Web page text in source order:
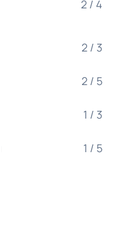
2 / 4
2 / 3
2 / 5
1 / 3
1 / 5